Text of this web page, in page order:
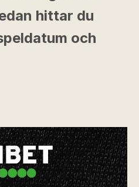
hittar du
och